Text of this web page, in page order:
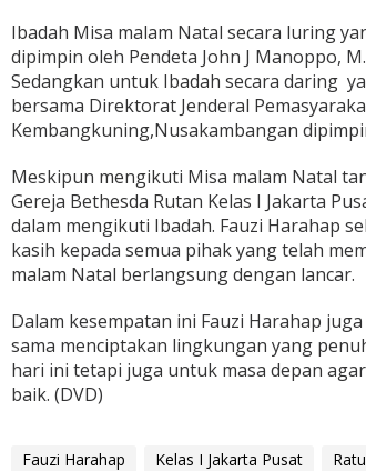
Ibadah Misa malam Natal secara luring
dipimpin oleh Pendeta John J Manoppo,
Sedangkan untuk Ibadah secara daring
bersama Direktorat Jenderal
Kembangkuning,Nusakambangan
Meskipun mengikuti Misa malam Natal
Gereja Bethesda Rutan Kelas I Jakarta
dalam mengikuti Ibadah. Fauzi Harahap
kasih kepada semua pihak yang telah
malam Natal berlangsung dengan lancar.
Dalam kesempatan ini Fauzi Harahap
sama menciptakan lingkungan yang
hari ini tetapi juga untuk masa depan
baik. (DVD)
Fauzi Harahap Kelas I Jakarta Pusat